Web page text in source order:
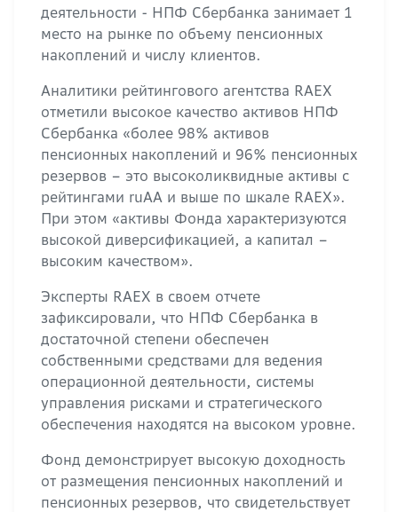
деятельности - НПФ Сбербанка занимает 1
место на рынке по объему пенсионных
накоплений и числу клиентов.
Аналитики рейтингового агентства RAEX
отметили высокое качество активов НПФ
Сбербанка «более 98% активов
пенсионных накоплений и 96% пенсионных
резервов – это высоколиквидные активы с
рейтингами ruAA и выше по шкале RAEX».
При этом «активы Фонда характеризуются
высокой диверсификацией, а капитал –
высоким качеством».
Эксперты RAEX в своем отчете
зафиксировали, что НПФ Сбербанка в
достаточной степени обеспечен
собственными средствами для ведения
операционной деятельности, системы
управления рисками и стратегического
обеспечения находятся на высоком уровне.
Фонд демонстрирует высокую доходность
от размещения пенсионных накоплений и
пенсионных резервов, что свидетельствует